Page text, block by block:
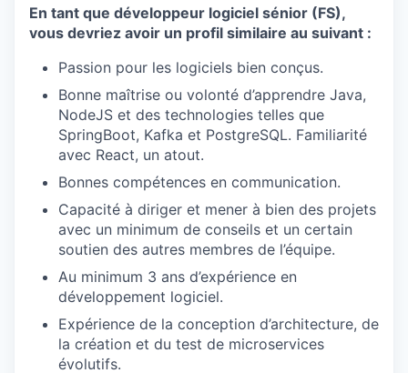
En tant que développeur logiciel sénior (FS),
vous devriez avoir un profil similaire au suivant :
Passion pour les logiciels bien conçus.
Bonne maîtrise ou volonté d’apprendre Java,
NodeJS et des technologies telles que
SpringBoot, Kafka et PostgreSQL. Familiarité
avec React, un atout.
Bonnes compétences en communication.
Capacité à diriger et mener à bien des projets
avec un minimum de conseils et un certain
soutien des autres membres de l’équipe.
Au minimum 3 ans d’expérience en
développement logiciel.
Expérience de la conception d’architecture, de
la création et du test de microservices
évolutifs.